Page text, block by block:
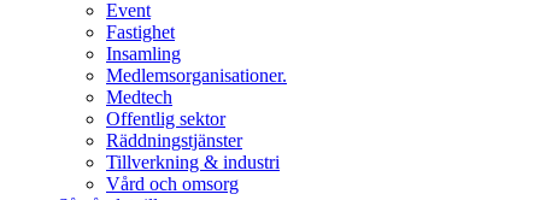
Event
Fastighet
Insamling
Medlemsorganisationer.
Medtech
Offentlig sektor
Räddningstjänster
Tillverkning & industri
Vård och omsorg